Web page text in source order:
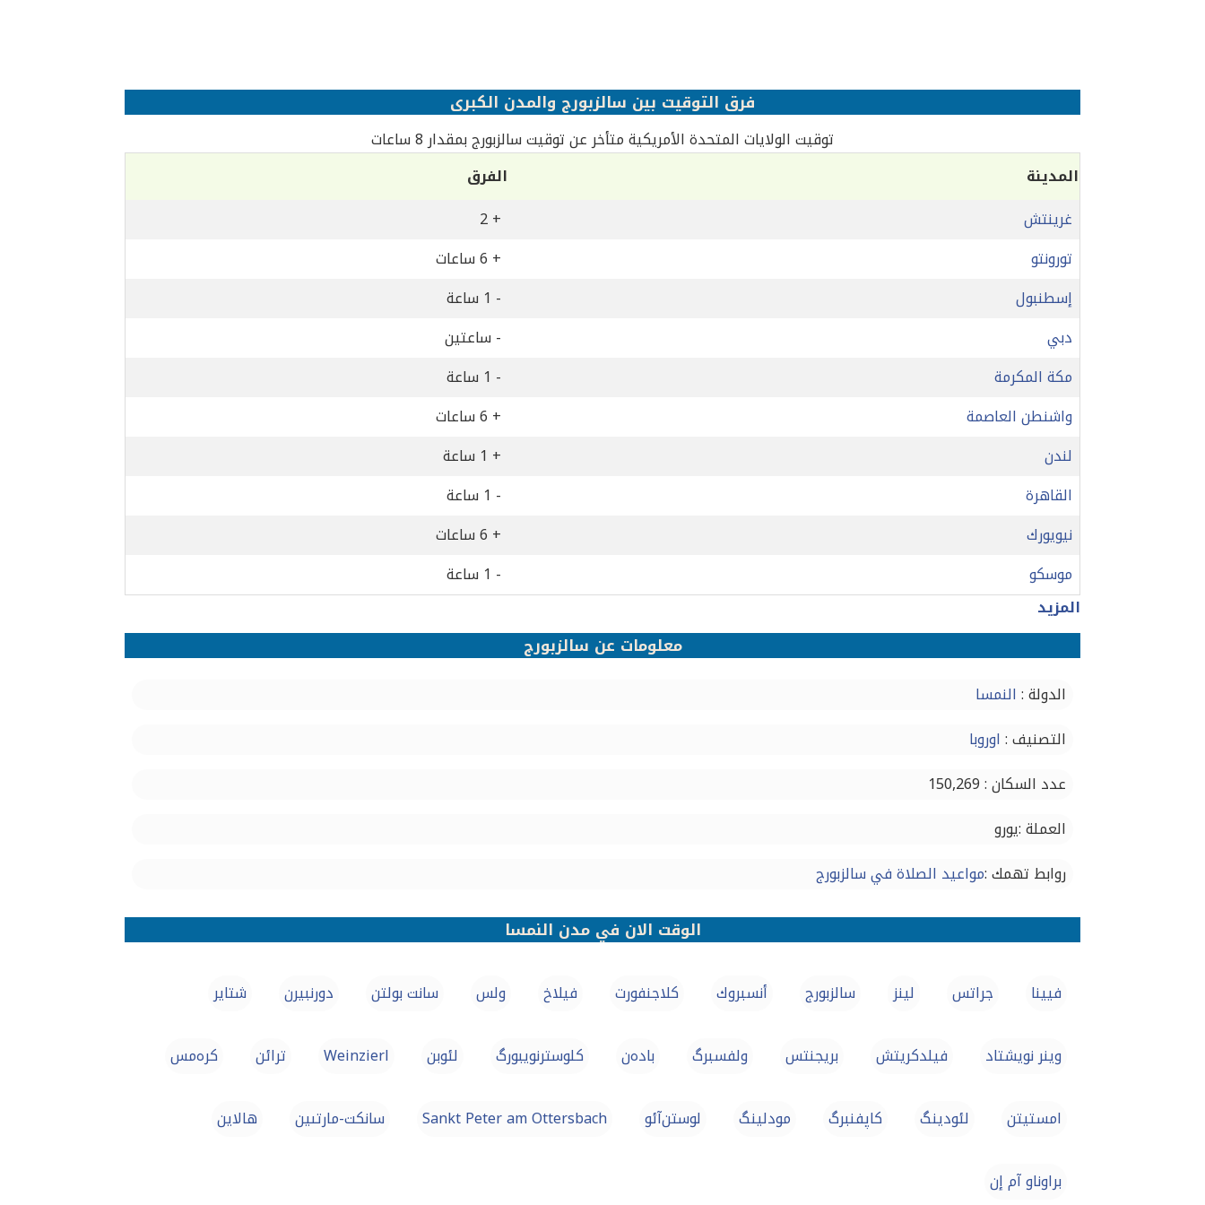
فرق التوقيت بين سالزبورج والمدن الكبرى
توقيت الولايات المتحدة الأمريكية متأخر عن توقيت سالزبورج بمقدار 8 ساعات
المدينة
الفرق
غرينتش
+ 2
تورونتو
+ 6 ساعات
إسطنبول
- 1 ساعة
دبي
- ساعتين
مكة المكرمة
- 1 ساعة
واشنطن العاصمة
+ 6 ساعات
لندن
+ 1 ساعة
القاهرة
- 1 ساعة
نيويورك
+ 6 ساعات
موسكو
- 1 ساعة
المزيد
معلومات عن سالزبورج
الدولة : النمسا
التصنيف : اوروبا
عدد السكان : 150,269
العملة :يورو
روابط تهمك :مواعيد الصلاة في سالزبورج
الوقت الان في مدن النمسا
فيينا جراتس لينز سالزبورج أنسبروك كلاجنفورت فيلاخ ولس سانت بولتن دورنبيرن شتاير
وينر نويشتاد فيلدكريتش بريجنتس ولفسبرگ بادەن کلوسترنویبورگ لئوبن Weinzierl ترائن كرەمس
امستيتن لئودینگ کاپفنبرگ مودلینگ لوستن‌آئو Sankt Peter am Ottersbach سانكت-مارتىين هالاین
براوناو آم إن